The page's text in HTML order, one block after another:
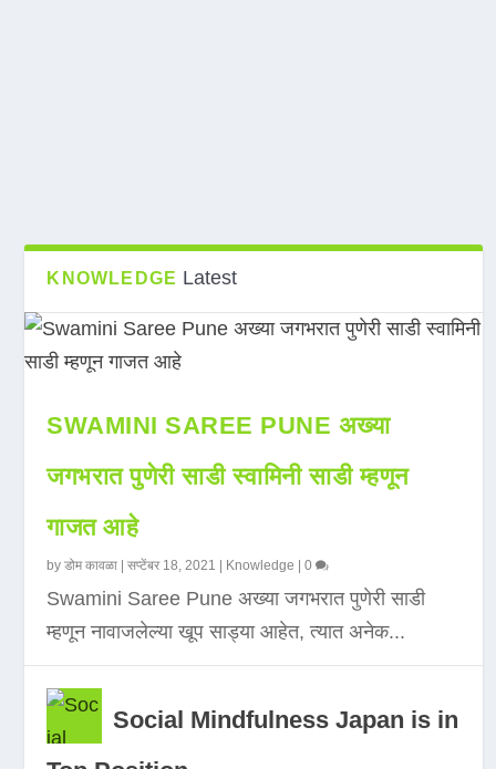
KNOWLEDGE Latest
SWAMINI SAREE PUNE अख्या
जगभरात पुणेरी साडी स्वामिनी साडी म्हणून
गाजत आहे
byडोम कावळा |सप्टेंबर 18, 2021 Knowledge |0
Swamini Saree Pune अख्या जगभरात पुणेरी साडी
म्हणून नावाजलेल्या खूप साड्या आहेत, त्यात अनेक...
Social Mindfulness Japan is in